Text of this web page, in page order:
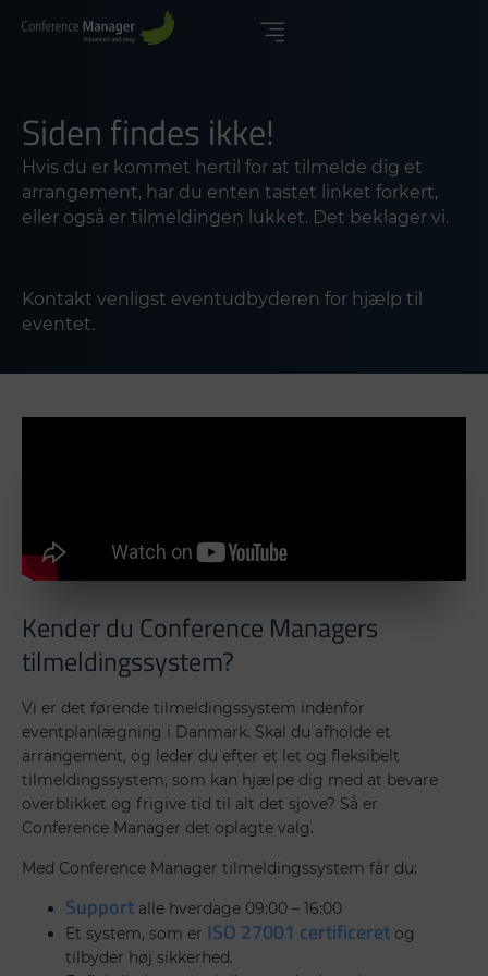
Siden findes ikke!
Hvis du er kommet hertil for at tilmelde dig et
arrangement, har du enten tastet linket forkert,
eller også er tilmeldingen lukket. Det beklager vi.
Kontakt venligst eventudbyderen for hjælp til
eventet.
Kender du Conference Managers
tilmeldingssystem?
Vi er det førende tilmeldingssystem indenfor
eventplanlægning i Danmark. Skal du afholde et
arrangement, og leder du efter et let og fleksibelt
tilmeldingssystem, som kan hjælpe dig med at bevare
overblikket og frigive tid til alt det sjove? Så er
Conference Manager det oplagte valg.
Med Conference Manager tilmeldingssystem får du:
Support alle hverdage 09:00 – 16:00
Et system, som er ISO 27001 certificeret og
tilbyder høj sikkerhed.